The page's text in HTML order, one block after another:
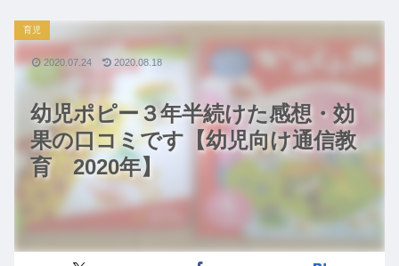
幼児ポピー３年半続けた感想・効
果の口コミです【幼児向け通信教
育 2020年】
育児
2020.07.24 2020.08.18